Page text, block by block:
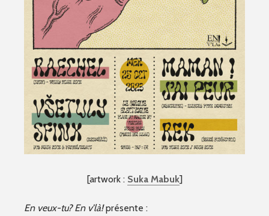
[artwork : Suka Mabuk]
En veux-tu? En v’là!présente :